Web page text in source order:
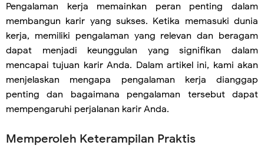
Pengalaman kerja memainkan peran penting dalam
membangun karir yang sukses. Ketika memasuki dunia
kerja, memiliki pengalaman yang relevan dan beragam
dapat menjadi keunggulan yang signifikan dalam
mencapai tujuan karir Anda. Dalam artikel ini, kami akan
menjelaskan mengapa pengalaman kerja dianggap
penting dan bagaimana pengalaman tersebut dapat
mempengaruhi perjalanan karir Anda.
Memperoleh Keterampilan Praktis